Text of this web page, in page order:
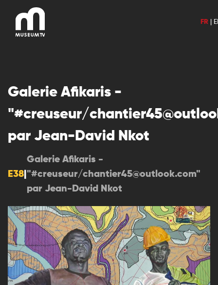
contenu
FR
Galerie Afikaris -
"#creuseur/
par Jean-David Nkot
E38
Galerie Afikaris -
"#creuseur/chantier45@outlook.com"
par Jean-David Nkot